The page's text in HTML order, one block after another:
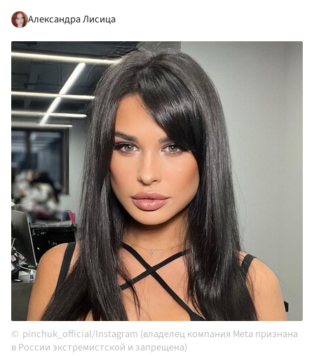
Александра Лисица
pinchuk_official/Instagram (владелец компания Meta признана
в России экстремистской и запрещена)